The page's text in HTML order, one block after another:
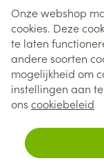
Onze webshop
cookies. Deze
te laten
andere soorten
mogelijkheid om
instellingen aan
ons cookiebeleid